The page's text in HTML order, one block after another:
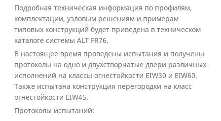
Подробная техническая информация по профилям,
комплектации, узловым решениям и примерам
типовых конструкций будет приведена в техническом
каталоге системы ALT FR76.
В настоящее время проведены испытания и получены
протоколы на одно и двухстворчатые двери различных
исполнений на классы огнестойкости EIW30 и EIW60.
Также испытана конструкция перегородки на класс
огнестойкости EIW45.
Протоколы испытаний: